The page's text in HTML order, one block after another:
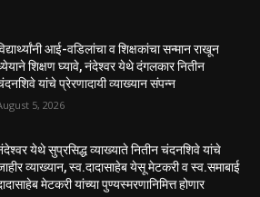
आई-वडिलांचा व शिक्षकांचा सन्मान राखून
शिक्षण घ्यावे, नंदेश्वर येथे दंगलकार नितीन
यांचे प्रेरणादायी व्याख्यान संपन्न
5, 2026
येथे सुप्रसिद्ध व्याख्याते नितीन चंदनशिवे यांचे
व्याख्यान, स्व.दादासाहेब येसू मेटकरी व स्व.समाबाई
मेटकरी यांच्या पुण्यस्मरणानिमित्त होणार